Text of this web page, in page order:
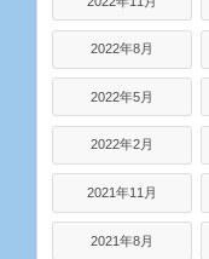
2022年8月
2022年5月
2022年2月
2021年11月
2021年8月